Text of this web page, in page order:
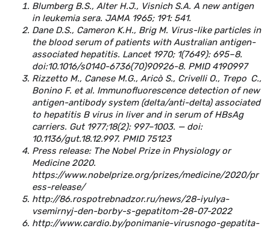
Blumberg B.S., Alter H.J., Visnich S.A. A new antigen
in leukemia sera. JAMA 1965; 191: 541.
Dane D.S., Cameron K.H., Brig M. Virus-like particles in
the blood serum of patients with Australian antigen-
associated hepatitis. Lancet 1970; 1(7649): 695–8.
doi:10.1016/s0140-6736(70)90926-8. PMID 4190997
Rizzetto M., Canese M.G., Aricò S., Crivelli O., Trepo C.,
Bonino F. et al. Immunofluorescence detection of new
antigen-antibody system (delta/anti-delta) associated
to hepatitis B virus in liver and in serum of HBsAg
carriers. Gut 1977;18(2): 997–1003. — doi:
10.1136/gut.18.12.997. PMID 75123
Press release: The Nobel Prize in Physiology or
Medicine 2020.
https://www.nobelprize.org/prizes/medicine/2020/pr
ess-release/
http://86.rospotrebnadzor.ru/news/28-iyulya-
vsemirnyj-den-borby-s-gepatitom-28-07-2022
http://www.cardio.by/ponimanie-virusnogo-gepatita-